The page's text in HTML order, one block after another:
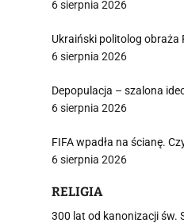
6 sierpnia 2026
Ukraiński politolog obraża
6 sierpnia 2026
Depopulacja – szalona
6 sierpnia 2026
FIFA wpadła na ścianę.
6 sierpnia 2026
RELIGIA
300 lat od kanonizacji św.